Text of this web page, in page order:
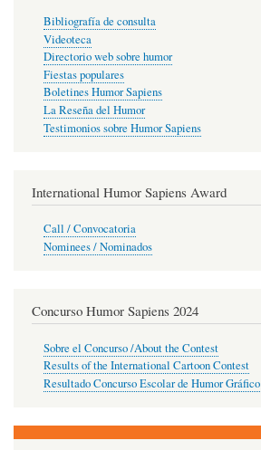
Bibliografía de consulta
Videoteca
Directorio web sobre humor
Fiestas populares
Boletines Humor Sapiens
La Reseña del Humor
Testimonios sobre Humor Sapiens
International Humor Sapiens Award
Call / Convocatoria
Nominees / Nominados
Concurso Humor Sapiens 2024
Sobre el Concurso /About the Contest
Results of the International Cartoon Contest
Resultado Concurso Escolar de Humor Gráfico